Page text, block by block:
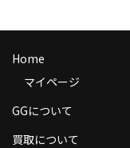
商品の発送
お支払い方法
返品
Home
マイページ
GGについて
買取について